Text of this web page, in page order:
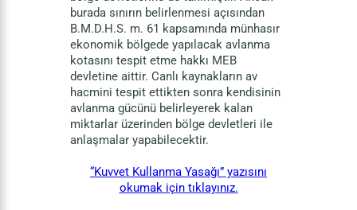
burada sınırın belirlenmesi açısından
B.M.D.H.S. m. 61 kapsamında münhasır
ekonomik bölgede yapılacak avlanma
kotasını tespit etme hakkı MEB
devletine aittir. Canlı kaynakların av
hacmini tespit ettikten sonra kendisinin
avlanma gücünü belirleyerek kalan
miktarlar üzerinden bölge devletleri ile
anlaşmalar yapabilecektir.
“Kuvvet Kullanma Yasağı” yazısını
okumak için tıklayınız.